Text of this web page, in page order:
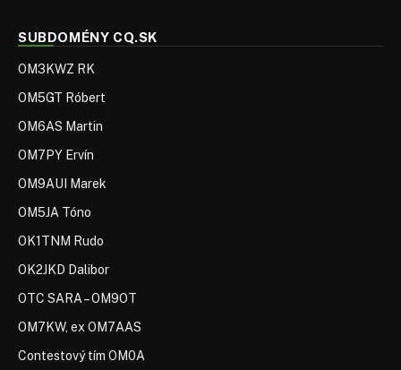
SUBDOMÉNY CQ.SK
OM3KWZ RK
OM5GT Róbert
OM6AS Martin
OM7PY Ervín
OM9AUI Marek
OM5JA Tóno
OK1TNM Rudo
OK2JKD Dalibor
OTC SARA – OM9OT
OM7KW, ex OM7AAS
Contestový tím OM0A